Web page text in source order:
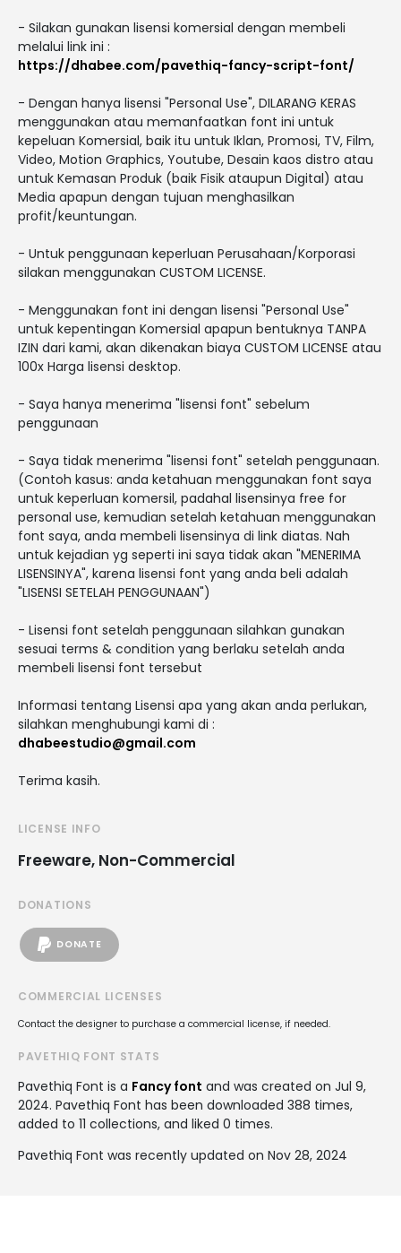
- Silakan gunakan lisensi komersial dengan membeli
melalui link ini :
https://dhabee.com/pavethiq-fancy-script-font/
- Dengan hanya lisensi "Personal Use", DILARANG KERAS
menggunakan atau memanfaatkan font ini untuk
kepeluan Komersial, baik itu untuk Iklan, Promosi, TV, Film,
Video, Motion Graphics, Youtube, Desain kaos distro atau
untuk Kemasan Produk (baik Fisik ataupun Digital) atau
Media apapun dengan tujuan menghasilkan
profit/keuntungan.
- Untuk penggunaan keperluan Perusahaan/Korporasi
silakan menggunakan CUSTOM LICENSE.
- Menggunakan font ini dengan lisensi "Personal Use"
untuk kepentingan Komersial apapun bentuknya TANPA
IZIN dari kami, akan dikenakan biaya CUSTOM LICENSE atau
100x Harga lisensi desktop.
- Saya hanya menerima "lisensi font" sebelum
penggunaan
- Saya tidak menerima "lisensi font" setelah penggunaan.
(Contoh kasus: anda ketahuan menggunakan font saya
untuk keperluan komersil, padahal lisensinya free for
personal use, kemudian setelah ketahuan menggunakan
font saya, anda membeli lisensinya di link diatas. Nah
untuk kejadian yg seperti ini saya tidak akan "MENERIMA
LISENSINYA", karena lisensi font yang anda beli adalah
"LISENSI SETELAH PENGGUNAAN")
- Lisensi font setelah penggunaan silahkan gunakan
sesuai terms & condition yang berlaku setelah anda
membeli lisensi font tersebut
Informasi tentang Lisensi apa yang akan anda perlukan,
silahkan menghubungi kami di :
dhabeestudio@gmail.com
Terima kasih.
LICENSE INFO
Freeware, Non-Commercial
DONATIONS
DONATE
COMMERCIAL LICENSES
Contact the designer to purchase a commercial license, if needed.
PAVETHIQ FONT STATS
Pavethiq Font is a Fancy font and was created on Jul 9,
2024. Pavethiq Font has been downloaded 388 times,
added to 11 collections, and liked 0 times.
Pavethiq Font was recently updated on Nov 28, 2024